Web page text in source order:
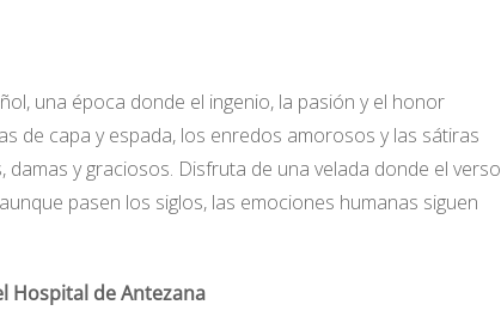
una época donde el ingenio, la pasión y el honor
de capa y espada, los enredos amorosos y las sátiras
y graciosos. Disfruta de una velada donde el verso
pasen los siglos, las emociones humanas siguen
Hospital de Antezana